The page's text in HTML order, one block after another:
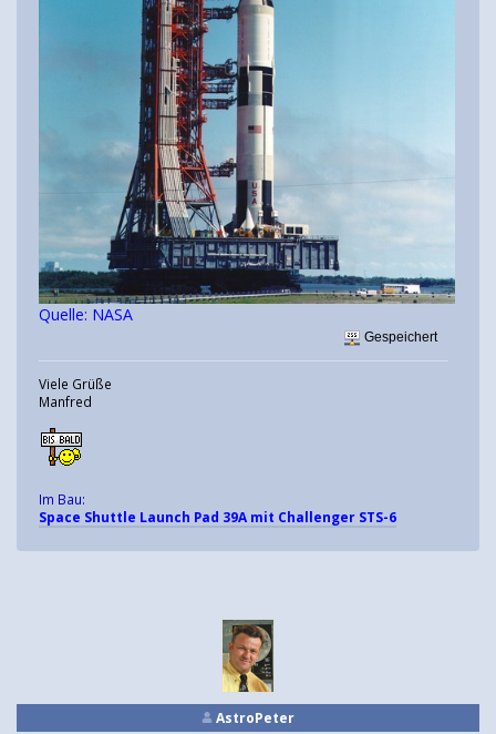
Quelle: NASA
Gespeichert
Viele Grüße
Manfred
Im Bau:
Space Shuttle Launch Pad 39A mit Challenger STS-6
AstroPeter